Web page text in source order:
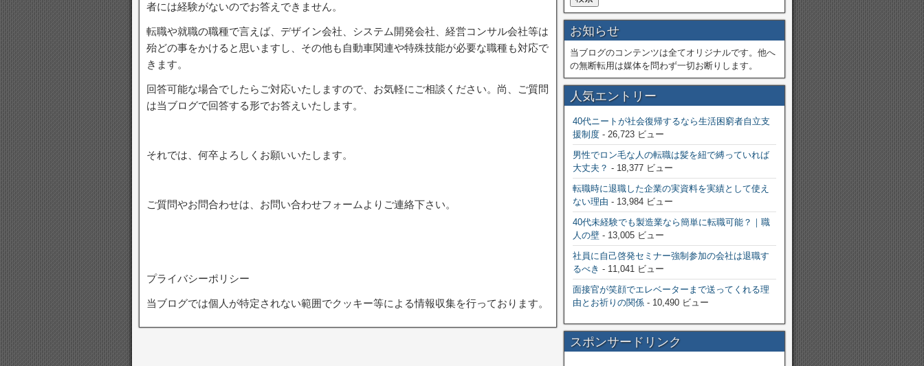
者には経験がないのでお答えできません。
転職や就職の職種で言えば、デザイン会社、システム開発会社、経営コンサル会社等は
殆どの事をかけると思いますし、その他も自動車関連や特殊技能が必要な職種も対応で
きます。
回答可能な場合でしたらご対応いたしますので、お気軽にご相談ください。尚、ご質問
は当ブログで回答する形でお答えいたします。
それでは、何卒よろしくお願いいたします。
ご質問やお問合わせは、お問い合わせフォームよりご連絡下さい。
プライバシーポリシー
当ブログでは個人が特定されない範囲でクッキー等による情報収集を行っております。
お知らせ
当ブログのコンテンツは全てオリジナルです。他へ
の無断転用は媒体を問わず一切お断りします。
人気エントリー
40代ニートが社会復帰するなら生活困窮者自立支
援制度- 26,723 ビュー
男性でロン毛な人の転職は髪を紐で縛っていれば
大丈夫？ - 18,377 ビュー
転職時に退職した企業の実資料を実績として使え
ない理由 - 13,984 ビュー
40代未経験でも製造業なら簡単に転職可能？｜職
人の壁- 13,005 ビュー
社員に自己啓発セミナー強制参加の会社は退職す
るべき - 11,041 ビュー
面接官が笑顔でエレベーターまで送ってくれる理
由とお祈りの関係- 10,490 ビュー
スポンサードリンク